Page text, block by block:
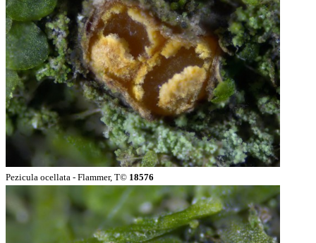
Pezicula ocellata - Flammer, T© 18576